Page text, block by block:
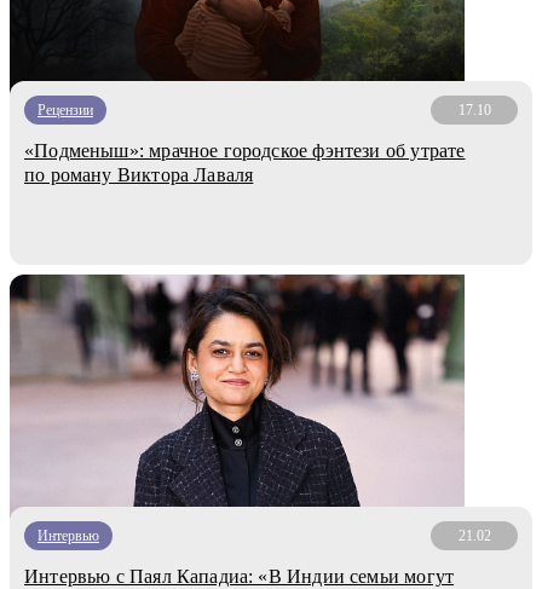
Рецензии 17.10
«Подменыш»: мрачное городское фэнтези об утрате
по роману Виктора Лаваля
Интервью 21.02
Интервью с Паял Кападиа: «В Индии семьи могут